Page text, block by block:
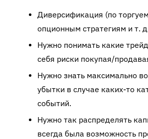
Диверсификация (по
опционным стратегиям и т.
Нужно понимать какие
себя риски покупая/
Нужно знать максимально
убытки в случае каких-то
событий.
Нужно так распределять
всегда была возможность